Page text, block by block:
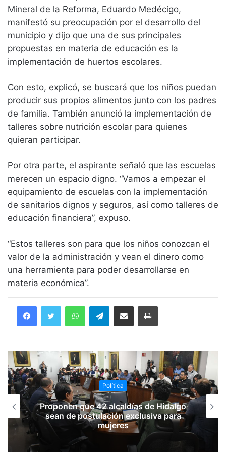
Mineral de la Reforma, Eduardo Medécigo,
manifestó su preocupación por el desarrollo del
municipio y dijo que una de sus principales
propuestas en materia de educación es la
implementación de huertos escolares.
Con esto, explicó, se buscará que los niños puedan
producir sus propios alimentos junto con los padres
de familia. También anunció la implementación de
talleres sobre nutrición escolar para quienes
quieran participar.
Por otra parte, el aspirante señaló que las escuelas
merecen un espacio digno. “Vamos a empezar el
equipamiento de escuelas con la implementación
de sanitarios dignos y seguros, así como talleres de
educación financiera”, expuso.
“Estos talleres son para que los niños conozcan el
valor de la administración y vean el dinero como
una herramienta para poder desarrollarse en
materia económica”.
WhatsAppTelegramCompartir vía email Imprimir
Política
Proponen que 42 alcaldías de Hidalgo
sean de postulación exclusiva para
mujeres